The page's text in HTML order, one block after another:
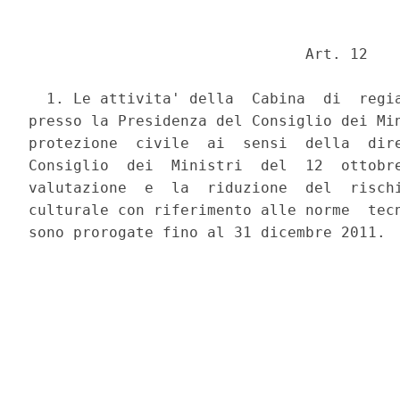
                               Art. 12
1. Le attivita' della  Cabina  di
presso la Presidenza del Consiglio dei
protezione  civile  ai  sensi  della
Consiglio  dei  Ministri  del  12
valutazione  e  la  riduzione  del
culturale con riferimento alle norme